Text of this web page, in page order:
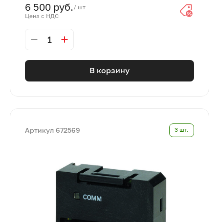
6 500 руб. / шт
Цена с НДС
1
В корзину
Артикул 672569 3 шт.